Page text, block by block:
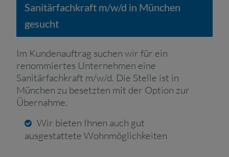
Sanitärfachkraft m/w/d in München
gesucht
Im Kundenauftrag suchen wir für ein
renommiertes Unternehmen eine
Sanitärfachkraft m/w/d. Die Stelle ist in
München zu besetzten mit der Option zur
Übernahme.
Wir bieten Ihnen auch gut
ausgestattete Wohnmöglichkeiten